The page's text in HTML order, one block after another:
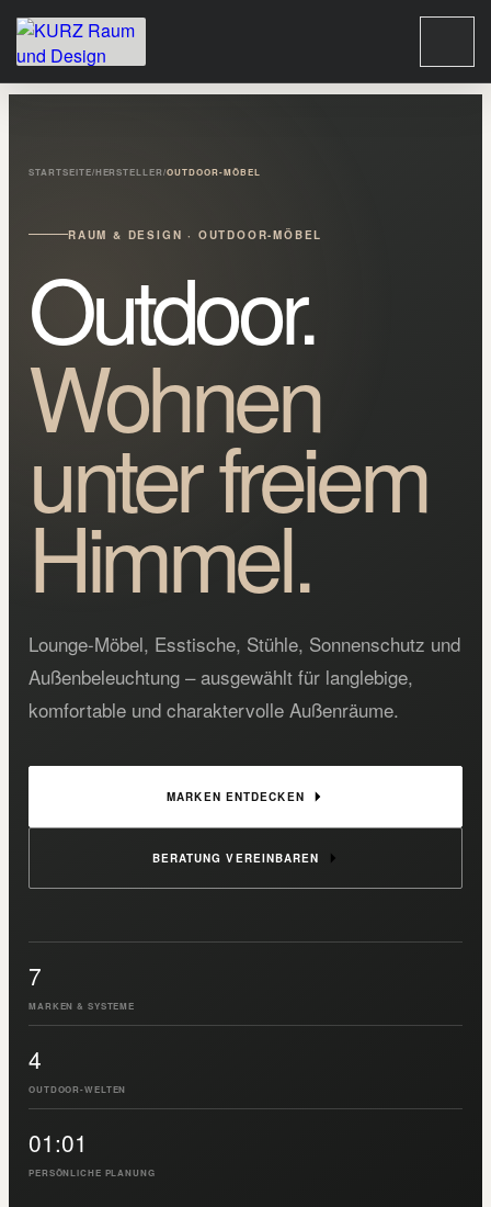
STARTSEITE/HERSTELLER/OUTDOOR-MÖBEL
RAUM & DESIGN · OUTDOOR-MÖBEL
Outdoor.
Wohnen
unter freiem
Himmel.
Lounge-Möbel, Esstische, Stühle, Sonnenschutz und
Außenbeleuchtung – ausgewählt für langlebige,
komfortable und charaktervolle Außenräume.
MARKEN ENTDECKEN
BERATUNG VEREINBAREN
7
MARKEN & SYSTEME
4
OUTDOOR-WELTEN
01:01
PERSÖNLICHE PLANUNG